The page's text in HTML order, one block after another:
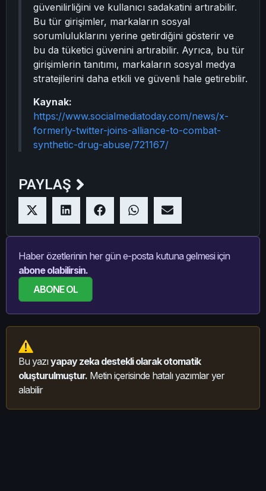
güvenilirliğini ve kullanıcı sadakatini artırabilir.
Bu tür girişimler, markaların sosyal
sorumluluklarını yerine getirdiğini gösterir ve
bu da tüketici güvenini artırabilir. Ayrıca, bu tür
girişimlerin tanıtımı, markaların sosyal medya
stratejilerini daha etkili ve güvenli hale getirebilir.
Kaynak:
https://www.socialmediatoday.com/news/x-
formerly-twitter-joins-alliance-to-combat-
synthetic-drug-abuse/721167/
PAYLAŞ
Haber özetlerinin her gün e-posta kutuna gelmesi için
abone olabilirsin.
ABONE OL
Bu yazıyapay zeka destekli olarak otomatik
oluşturulmuştur. Metin içerisinde hatalı yazımlar yer
alabilir